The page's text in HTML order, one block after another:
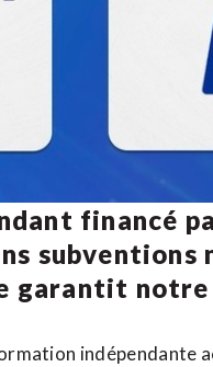
financé
subventions
garantit notre
indépendante